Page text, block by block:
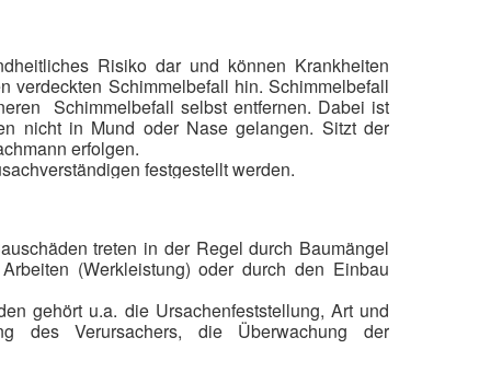
treten in der Regel durch Baumängel
(Werkleistung) oder durch den Einbau
gehört u.a. die Ursachenfeststellung, Art und
des Verursachers, die Überwachung der
Risiko dar und können Krankheiten
verdeckten Schimmelbefall hin. Schimmelbefall
Schimmelbefall selbst entfernen. Dabei ist
nicht in Mund oder Nase gelangen. Sitzt der
erfolgen.
festgestellt werden.